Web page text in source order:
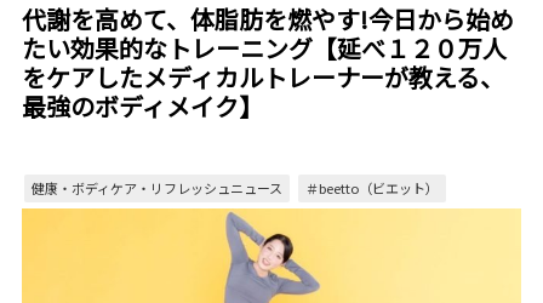
代謝を高めて、体脂肪を燃やす!今日から始め
たい効果的なトレーニング【延べ１２０万人
をケアしたメディカルトレーナーが教える、
最強のボディメイク】
健康・ボディケア・リフレッシュニュース ＃beetto（ビエット）